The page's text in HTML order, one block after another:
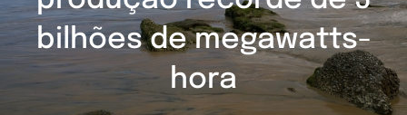
bilhões de megawatts-
hora